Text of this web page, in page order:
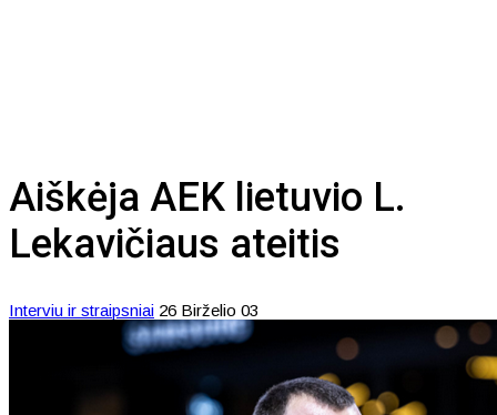
Aiškėja AEK lietuvio L.
Lekavičiaus ateitis
Interviu ir straipsniai 26 Birželio 03